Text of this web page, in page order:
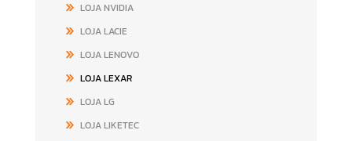
LOJA NVIDIA
LOJA LACIE
LOJA LENOVO
LOJA LEXAR
LOJA LG
LOJA LIKETEC